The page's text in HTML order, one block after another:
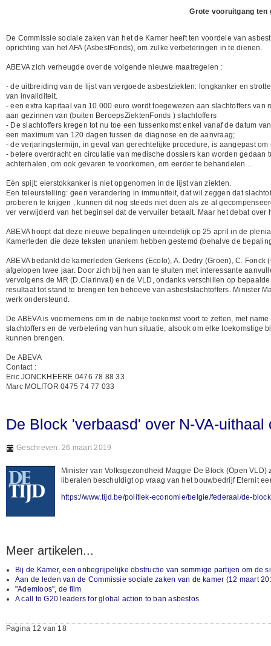
Grote vooruitgang
De Commissie sociale zaken van het de Kamer heeft ten voordele van
oprichting van het AFA (AsbestFonds), om zulke verbeteringen in te dienen.
ABEVA zich verheugde over de volgende nieuwe maatregelen :
- de uitbreiding van de lijst van vergoede asbestziekten: longkanker en
van invaliditeit.
- een extra kapitaal van 10.000 euro wordt toegewezen aan slachtoffers
aan gezinnen van (buiten BeroepsZiektenFonds ) slachtoffers
- De slachtoffers kregen tot nu toe een tussenkomst enkel vanaf de datum
een maximum van 120 dagen tussen de diagnose en de aanvraag;
- de verjaringstermijn, in geval van gerechtelijke procedure, is aangepast
- betere overdracht en circulatie van medische dossiers kan worden
achterhalen, om ook gevaren te voorkomen, om eerder te behandelen ...
Eén spijt: eierstokkanker is niet opgenomen in de lijst van ziekten.
Een teleurstelling: geen verandering in immuniteit, dat wil zeggen dat
proberen te krijgen , kunnen dit nog steeds niet doen als ze al
ver verwijderd van het beginsel dat de vervuiler betaalt. Maar het debat
ABEVA hoopt dat deze nieuwe bepalingen uiteindelijk op 25 april in de
Kamerleden die deze teksten unaniem hebben gestemd (behalve de
ABEVA bedankt de kamerleden Gerkens (Ecolo), A. Dedry (Groen), C.
afgelopen twee jaar. Door zich bij hen aan te sluiten met interessante
vervolgens de MR (D.Clarinval) en de VLD, ondanks verschillen op
resultaat tot stand te brengen ten behoeve van asbestslachtoffers. Minister
werk ondersteund.
De ABEVA is voornemens om in de nabije toekomst voort te zetten, met
slachtoffers en de verbetering van hun situatie, alsook om elke toekomstige
kunnen brengen.
De ABEVA
Contact :
Eric JONCKHEERE 0476 78 88 33
Marc MOLITOR 0475 74 77 033
De Block 'verbaasd' over N-VA-
Geschreven: 26 maart 2019
Minister van Volksgezondheid Maggie De Block (Open
liberalen beschuldigt op vraag van het bouwbedrijf Eternit
https://www.tijd.be/politiek-economie/belgie/federaal/de-
Meer artikelen...
Bij de Kamer, een onbegrijpelijke obstructie van sommige partijen om de
Aan de leden van de Commissie sociale zaken van de kamer (12 maart
"Ademloos", de film
A call to G20 leaders for global action to ban asbestos
Pagina 12 van 18